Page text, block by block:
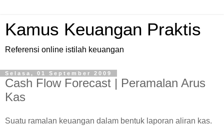
Kamus Keuangan Praktis
Referensi online istilah keuangan
Selasa, 01 September 2009
Cash Flow Forecast | Peramalan Arus
Kas
Suatu ramalan keuangan dalam bentuk laporan aliran kas.